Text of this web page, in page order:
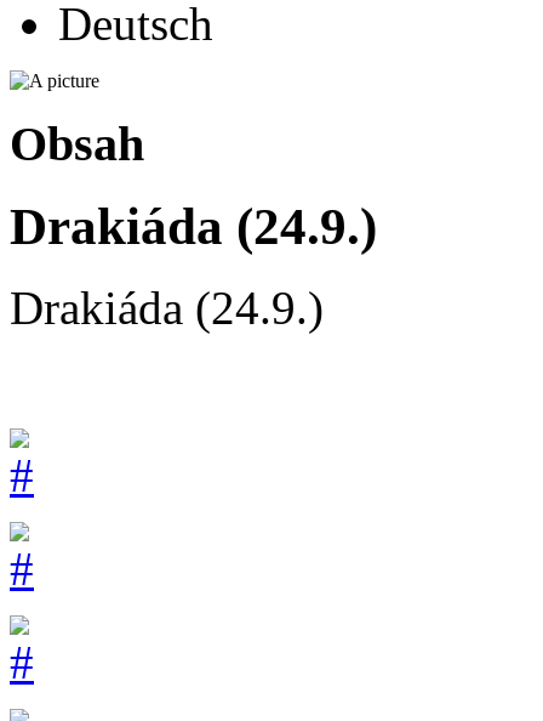
Obsah
Drakiáda (24.9.)
Drakiáda (24.9.)